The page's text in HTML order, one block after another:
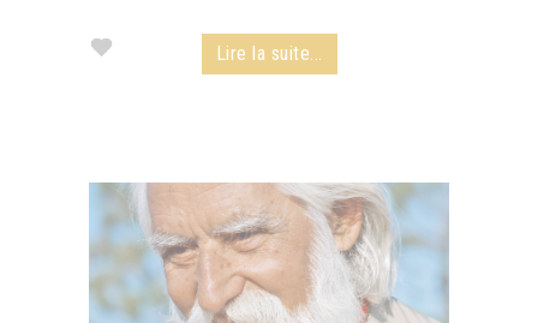
Lire la suite...